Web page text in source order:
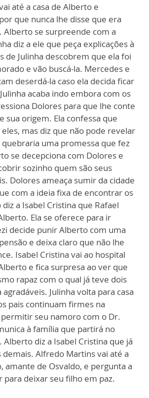
até a casa de Alberto e
que nunca lhe disse que era
Alberto se surpreende com a
diz a ele que peça explicações à
de Julinha descobrem que ela foi
e vão buscá-la. Mercedes e
deserdá-la caso ela decida ficar
acaba indo embora com os
Dolores para que lhe conte
sua origem. Ela confessa que
mas diz que não pode revelar
quebraria uma promessa que fez
se decepciona com Dolores e
sozinho quem são seus
Dolores ameaça sumir da cidade
com a ideia fixa de encontrar os
diz a Isabel Cristina que Rafael
Ela se oferece para ir
decide punir Alberto com uma
e deixa claro que não lhe
Isabel Cristina vai ao hospital
e fica surpresa ao ver que
rapaz com o qual já teve dois
Julinha volta para casa
pais continuam firmes na
seu namoro com o Dr.
à família que partirá no
diz a Isabel Cristina que já
Alfredo Martins vai até a
amante de Osvaldo, e pergunta a
para deixar seu filho em paz.